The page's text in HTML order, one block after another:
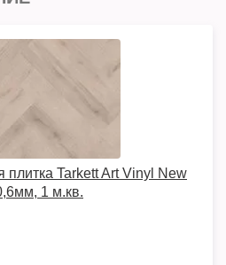
Tarkett Art Vinyl New
1 м.кв.